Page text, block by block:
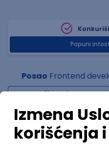
Popuni
Posao Frontend
Najnovije
Frontend Developer
Zoftify — Travel
Rad od kuće